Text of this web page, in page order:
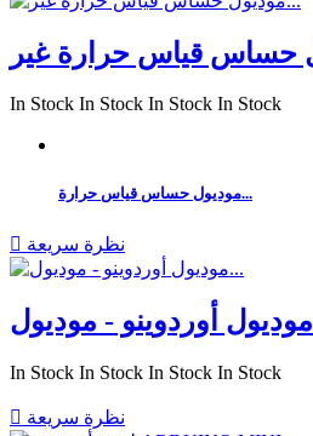
In Stock In Stock In Stock In Stock
موديول حساس قياس حرارة...
 نظرة سريعة
In Stock In Stock In Stock In Stock
 نظرة سريعة